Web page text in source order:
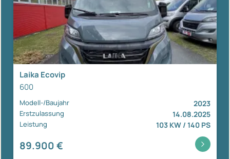
Laika Ecovip
600
Modell-/Baujahr 2023
Erstzulassung 14.08.2025
Leistung 103 KW / 140 PS
89.900 €